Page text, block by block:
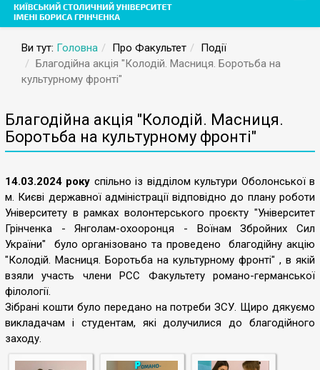
Ви тут: Головна Про Факультет
Події
Благодійна акція "Колодій. Масниця. Боротьба на
культурному фронті"
Благодійна акція "Колодій. Масниця.
Боротьба на культурному фронті"
14.03.2024 року спільно із відділом культури Оболонської в
м. Києві державної адміністрації відповідно до плану роботи
Університету в рамках волонтерського проєкту "Університет
Грінченка - Янголам-охооронця - Воїнам Збройних Сил
України" було організовано та проведено благодійну акцію
"Колодій. Масниця. Боротьба на культурному фронті" , в якій
взяли участь члени РСС Факультету романо-германської
філології.
Зібрані кошти було передано на потреби ЗСУ. Щиро дякуємо
викладачам і студентам, які долучилися до благодійного
заходу.